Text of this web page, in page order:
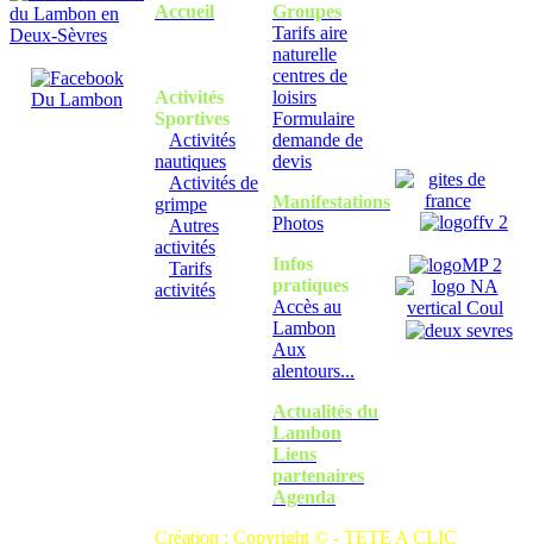
Accueil
Activités
Sportives
Activités
nautiques
Activités de
grimpe
Autres
activités
Tarifs
activités
Groupes
Tarifs aire
naturelle
centres de
loisirs
Formulaire
demande de
devis
Manifestations
Photos
Infos
pratiques
Accès au
Lambon
Aux
alentours...
Actualités du
Lambon
Liens
partenaires
Agenda
Création : Copyright © - TETE A CLIC